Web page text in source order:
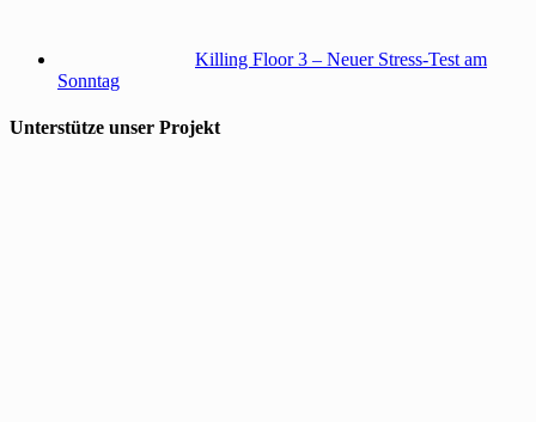
Killing Floor 3 – Neuer Stress-Test am
Sonntag
Unterstütze unser Projekt